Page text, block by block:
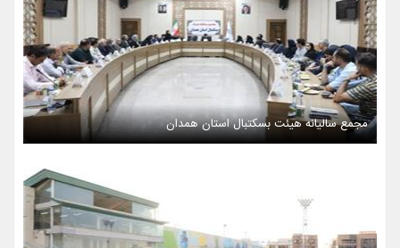
مجمع سالیانه هیئت بسکتبال استان همدان